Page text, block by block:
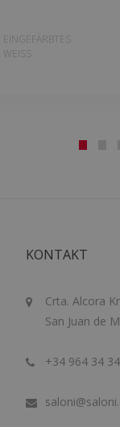
KONTAKT
Crta. Alcora
San Juan de
+34 964 34